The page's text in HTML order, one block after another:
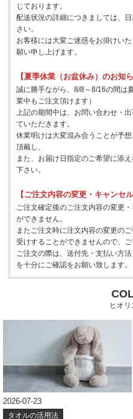
じております。
配送状況の詳細につきましては、
さい。
お客様には大変ご迷惑をお掛けい
願い申し上げます。
【夏季休業（お盆休み）のお知ら
誠に勝手ながら、8/8～8/16の間は
業中もご注文頂けます）
上記の期間中は、お問い合わせ・
ていただきます。
休業明けは大変混み合うことが予
頂戴し、
また、お届け日指定のご希望に添
下さい。
【ご注文内容の変更・キャンセ
ご注文確定後のご注文内容の変更
ができません。
またご注文時に注文内容の変更の
受けすることができませんので、ご
ご注文の際は、送付先・支払い方
を十分にご確認をお願い致します。
ヒオ
2026-07-23
タオルの活用法